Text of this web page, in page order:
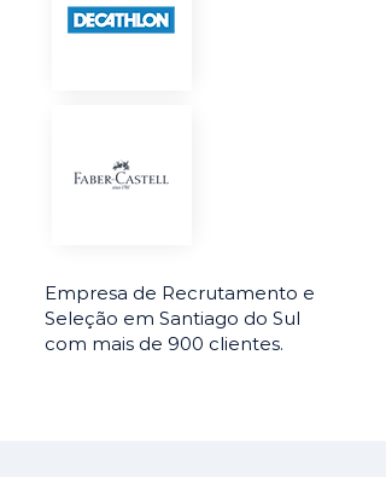
Empresa de Recrutamento e
Seleção em Santiago do Sul
com mais de 900 clientes.